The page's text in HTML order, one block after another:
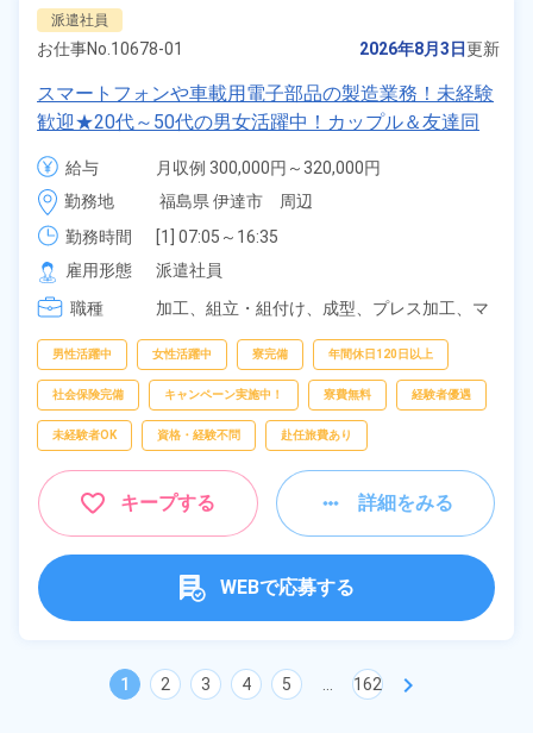
派遣社員
お仕事No. 10678-01 2026年8月3日更新
スマートフォンや車載用電子部品の製造業務！未経験
歓迎★20代～50代の男女活躍中！カップル＆友達同
士の応募OK！寮費実質無料＆備品付きワンルーム寮
完備！日払い制度あり！社員食堂利用OK！《福島県
伊達市》
給与
月収例 300,000円～320,000円
時給 1,350円～1,350円
勤務地
福島県 伊達市　周辺
勤務時間
[1] 07:05～16:35
[2] 18:50～04:20
[3] 08:20～17:05
雇用形態
派遣社員
職種
加工、 組立・組付け、 成型、 プレス加工、 マ
洗浄
男性活躍中 女性活躍中 寮完備 年間休日120日以上
社会保険完備 キャンペーン実施中！ 寮費無料 経験者優遇
未経験者OK 資格・経験不問 赴任旅費あり
キープする 詳細をみる
WEBで応募する
1 2 3 4 5 162 chevron_right